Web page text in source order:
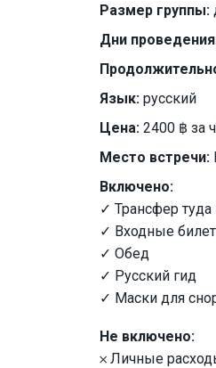
Размер группы:
Дни
Язык: русский
Цена: 2400 ฿ за
Место встречи:
Включено:
✓ Трансфер туда
✓ Входные
✓ Обед
✓ Русский гид
✓ Маски для
Не включено:
𐄂 Личные